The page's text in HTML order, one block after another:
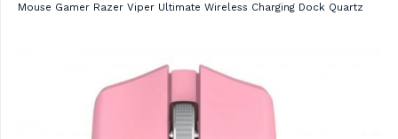
Mouse Gamer Razer Viper Ultimate Wireless Charging Dock Quartz